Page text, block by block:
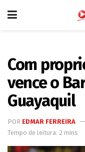
Com
vence o
Guayaquil
POR EDMAR FERREIRA
Tempo de leitura: 2 mins